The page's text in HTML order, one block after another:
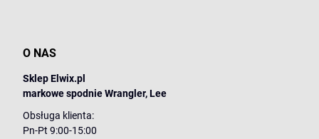
O NAS
Sklep Elwix.pl
markowe spodnie Wrangler, Lee
Obsługa klienta:
Pn-Pt 9:00-15:00